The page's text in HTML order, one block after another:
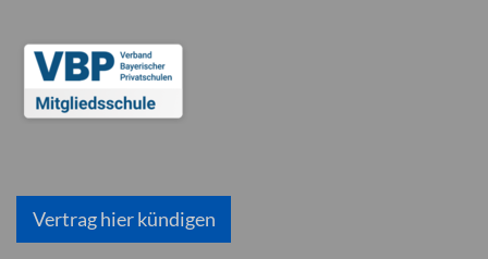
Vertrag hier kündigen